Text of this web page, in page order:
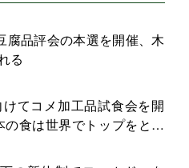
腐品評会の本選を開催、木
る
てコメ加工品試食会を開
食は世界でトップをとれ
輸出需要の拡大を」